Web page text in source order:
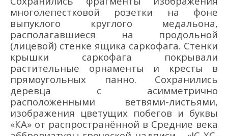
многолепестковой розетки на фоне
выпуклого круглого медальона,
располагавшиеся на продольной
(лицевой) стенке ящика саркофага. Стенки
крышки саркофага покрывали
растительные орнаменты и кресты в
прямоугольных панно. Сохранились
деревца с асимметрично
расположенными ветвями-листьями,
изображения цветущих побегов и буквы
«КА» от распространённой в Средние века